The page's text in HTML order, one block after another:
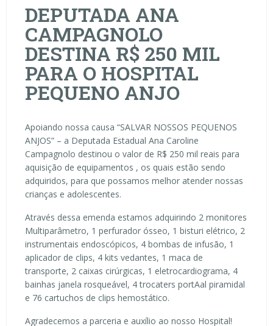
DEPUTADA ANA
CAMPAGNOLO
DESTINA R$ 250 MIL
PARA O HOSPITAL
PEQUENO ANJO
Apoiando nossa causa “SALVAR NOSSOS PEQUENOS
ANJOS” – a Deputada Estadual Ana Caroline
Campagnolo destinou o valor de R$ 250 mil reais para
aquisição de equipamentos , os quais estão sendo
adquiridos, para que possamos melhor atender nossas
crianças e adolescentes.
Através dessa emenda estamos adquirindo 2 monitores
Multiparâmetro, 1 perfurador ósseo, 1 bisturi elétrico, 2
instrumentais endoscópicos, 4 bombas de infusão, 1
aplicador de clips, 4 kits vedantes, 1 maca de
transporte, 2 caixas cirúrgicas, 1 eletrocardiograma, 4
bainhas janela rosqueável, 4 trocaters portAal piramidal
e 76 cartuchos de clips hemostático.
Agradecemos a parceria e auxílio ao nosso Hospital!